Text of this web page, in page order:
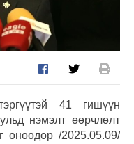
41 гишүүн
нэмэлт өөрчлөлт
өнөөдөр /2025.05.09/